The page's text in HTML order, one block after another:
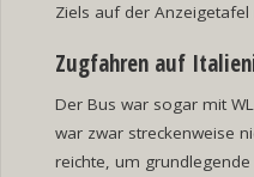
Ziels auf der
Zugfahren auf
Der Bus war sogar mit
war zwar streckenweise
reichte, um grundlegende